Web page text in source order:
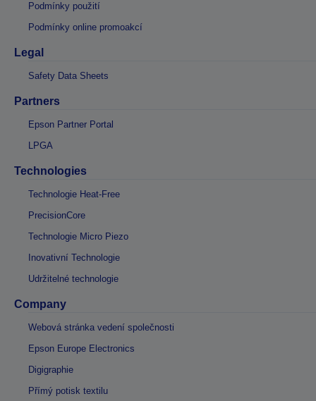
Podmínky použití
Podmínky online promoakcí
Legal
Safety Data Sheets
Partners
Epson Partner Portal
LPGA
Technologies
Technologie Heat-Free
PrecisionCore
Technologie Micro Piezo
Inovativní Technologie
Udržitelné technologie
Company
Webová stránka vedení společnosti
Epson Europe Electronics
Digigraphie
Přímý potisk textilu